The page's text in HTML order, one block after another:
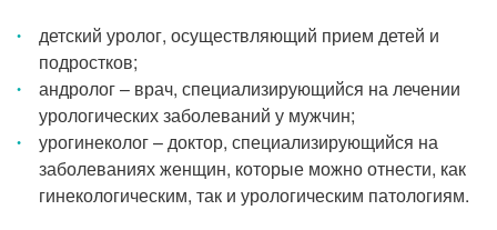
детский уролог, осуществляющий прием детей и
подростков;
андролог – врач, специализирующийся на лечении
урологических заболеваний у мужчин;
урогинеколог – доктор, специализирующийся на
заболеваниях женщин, которые можно отнести, как
гинекологическим, так и урологическим патологиям.